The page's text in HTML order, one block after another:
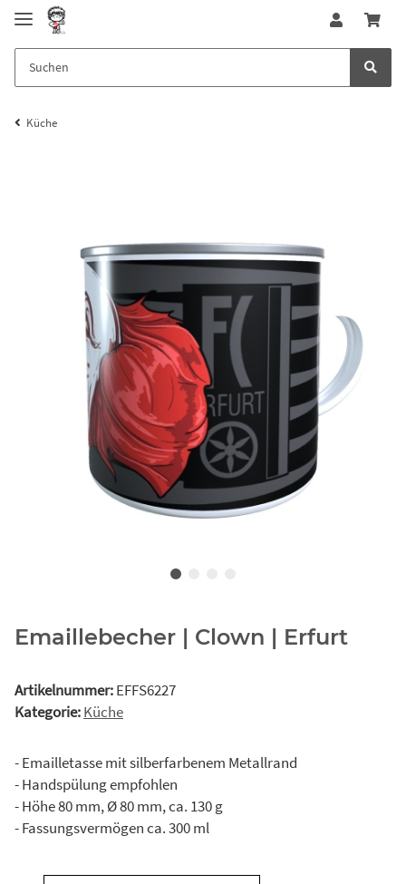
Küche
Emaillebecher | Clown | Erfurt
Artikelnummer:EFFS6227
Kategorie:Küche
- Emailletasse mit silberfarbenem Metallrand
- Handspülung empfohlen
- Höhe 80 mm, Ø 80 mm, ca. 130 g
- Fassungsvermögen ca. 300 ml